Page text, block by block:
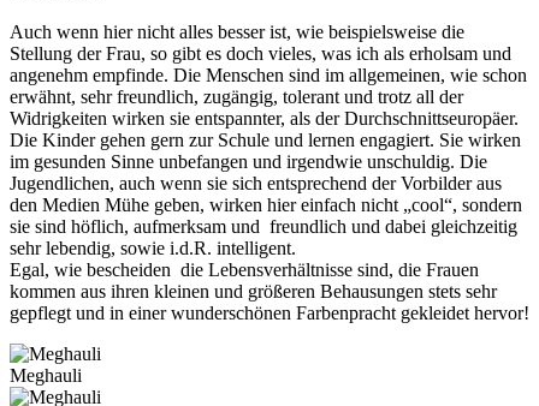
Auch wenn hier nicht alles besser ist, wie beispielsweise die
Stellung der Frau, so gibt es doch vieles, was ich als erholsam und
angenehm empfinde. Die Menschen sind im allgemeinen, wie schon
erwähnt, sehr freundlich, zugängig, tolerant und trotz all der
Widrigkeiten wirken sie entspannter, als der Durchschnittseuropäer.
Die Kinder gehen gern zur Schule und lernen engagiert. Sie wirken
im gesunden Sinne unbefangen und irgendwie unschuldig. Die
Jugendlichen, auch wenn sie sich entsprechend der Vorbilder aus
den Medien Mühe geben, wirken hier einfach nicht „cool“, sondern
sie sind höflich, aufmerksam und freundlich und dabei gleichzeitig
sehr lebendig, sowie i.d.R. intelligent.
Egal, wie bescheiden die Lebensverhältnisse sind, die Frauen
kommen aus ihren kleinen und größeren Behausungen stets sehr
gepflegt und in einer wunderschönen Farbenpracht gekleidet hervor!
Meghauli